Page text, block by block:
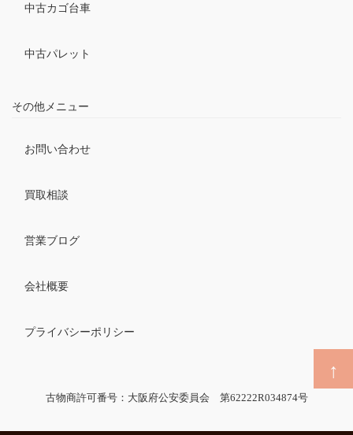
中古カゴ台車
中古パレット
その他メニュー
お問い合わせ
買取相談
営業ブログ
会社概要
プライバシーポリシー
古物商許可番号：大阪府公安委員会 第62222R034874号